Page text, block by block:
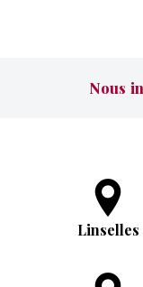
Nous
Linselles